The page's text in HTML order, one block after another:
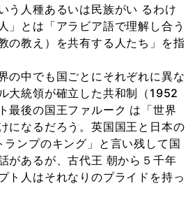
う人種あるいは民族がい るわけ
」とは「アラビア語で理解し合う
の教え）を共有する人たち」を指
の中でも国ごとにそれぞれに異な
大統領が確立した共和制（1952
最後の国王ファルーク は「世界
になるだろう。英国国王と日本の
ンプのキング」と言い残して国
があるが、古代王 朝から５千年
ト人はそれなりのプライドを持っ